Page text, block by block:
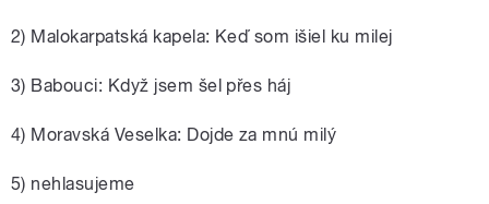
2) Malokarpatská kapela: Keď som išiel ku milej
3) Babouci: Když jsem šel přes háj
4) Moravská Veselka: Dojde za mnú milý
5) nehlasujeme